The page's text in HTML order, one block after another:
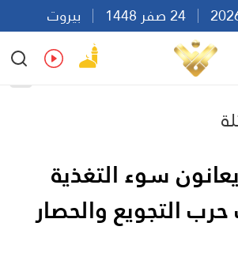
بيروت
Ar
سوء التغذية
التجويع والحصار